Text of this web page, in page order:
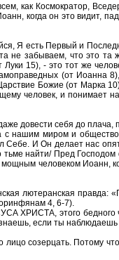
как Космократор,
когда он это видит,
Я есть Первый и
не забываем, что это та
15), - это тот же
(от Иоанна
Божие (от Марка
человек, и понимает
довести себя до плача,
с нашим миром и
Себе. И Он делает нас
найти/ Пред Господом
человеком Иоанн,
лютеранская правда:
4, 6-7).
ХРИСТА, этого бедного
если ты
лицо созерцать. Потому